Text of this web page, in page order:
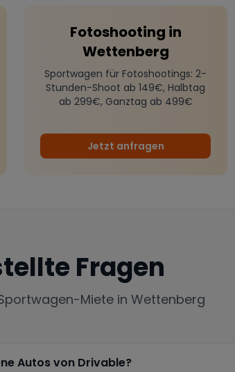
Fotoshooting in
Wettenberg
Sportwagen für Fotoshootings: 2-
Stunden-Shoot ab 149€, Halbtag
ab 299€, Ganztag ab 499€
Jetzt anfragen
Fragen
Miete in Wettenberg
Autos von Drivable?